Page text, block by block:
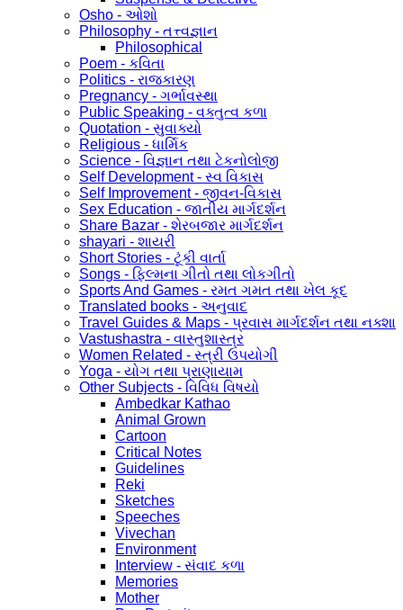
Osho - ઓશો
Philosophy - તત્ત્વજ્ઞાન
Philosophical
Poem - કવિતા
Politics - રાજકારણ
Pregnancy - ગર્ભાવસ્થા
Public Speaking - વક્તુત્વ કળા
Quotation - સુવાક્યો
Religious - ધાર્મિક
Science - વિજ્ઞાન તથા ટેકનોલોજી
Self Development - સ્વ વિકાસ
Self Improvement - જીવન-વિકાસ
Sex Education - જાતીય માર્ગદર્શન
Share Bazar - શેરબજાર માર્ગદર્શન
shayari - શાયરી
Short Stories - ટૂંકી વાર્તા
Songs - ફિલ્મના ગીતો તથા લોકગીતો
Sports And Games - રમત ગમત તથા ખેલ કૂદ
Translated books - અનુવાદ
Travel Guides & Maps - પ્રવાસ માર્ગદર્શન તથા નક્શા
Vastushastra - વાસ્તુશાસ્ત્ર
Women Related - સ્ત્રી ઉપયોગી
Yoga - યોગ તથા પ્રાણાયામ
Other Subjects - વિવિધ વિષયો
Ambedkar Kathao
Animal Grown
Cartoon
Critical Notes
Guidelines
Reki
Sketches
Speeches
Vivechan
Environment
Interview - સંવાદ કળા
Memories
Mother